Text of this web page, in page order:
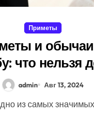
Приметы
и
что нельзя
и жениху
admin Авг 13, 2024